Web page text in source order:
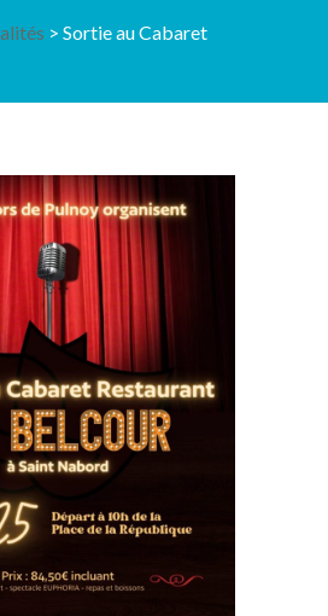
> Sortie au Cabaret